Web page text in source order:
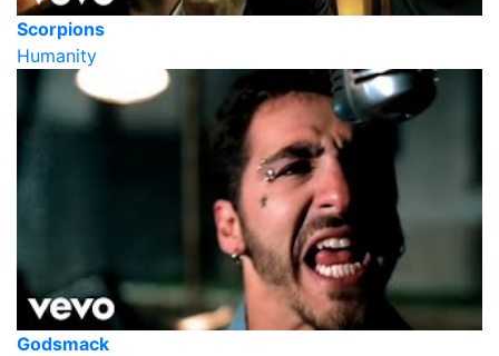
Scorpions
Humanity
Godsmack